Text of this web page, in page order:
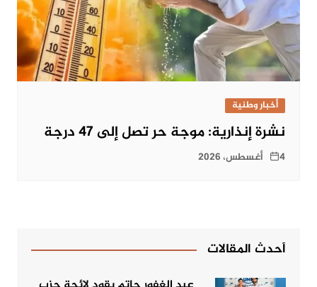
أخبار وطنية
نشرة إنذارية: موجة حر تصل إلى 47 درجة
4 أغسطس، 2026
أحدث المقالات